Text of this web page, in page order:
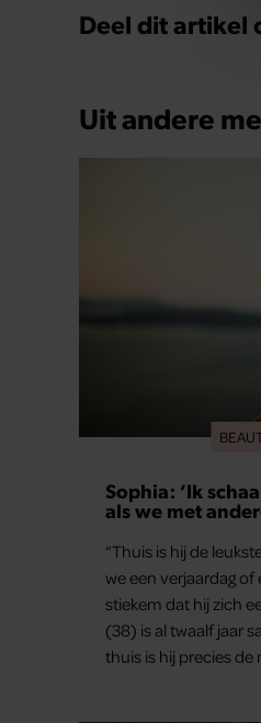
Deel dit artikel
Uit andere
Sophia: ‘Ik
als we met
“Thuis is hij de
we een verjaardag
stiekem dat hij zich
(38) is al twaalf jaar
thuis is hij precies de